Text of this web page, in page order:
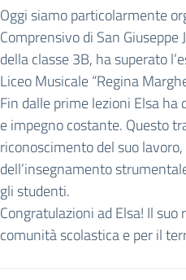
Oggi siamo particolarmente
Comprensivo di San
della classe 3B, ha superato
Liceo Musicale “Regina
Fin dalle prime lezioni Elsa
e impegno costante. Questo
riconoscimento del suo
dell’insegnamento
gli studenti.
Congratulazioni ad Elsa! Il
comunità scolastica e per il